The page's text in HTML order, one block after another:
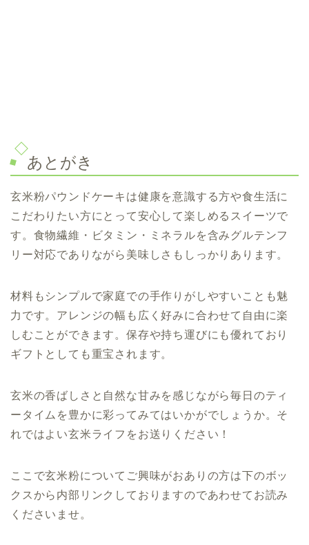
あとがき
玄米粉パウンドケーキは健康を意識する方や食生活に
こだわりたい方にとって安心して楽しめるスイーツで
す。食物繊維・ビタミン・ミネラルを含みグルテンフ
リー対応でありながら美味しさもしっかりあります。
材料もシンプルで家庭での手作りがしやすいことも魅
力です。アレンジの幅も広く好みに合わせて自由に楽
しむことができます。保存や持ち運びにも優れており
ギフトとしても重宝されます。
玄米の香ばしさと自然な甘みを感じながら毎日のティ
ータイムを豊かに彩ってみてはいかがでしょうか。そ
れではよい玄米ライフをお送りください！
ここで玄米粉についてご興味がおありの方は下のボッ
クスから内部リンクしておりますのであわせてお読み
くださいませ。